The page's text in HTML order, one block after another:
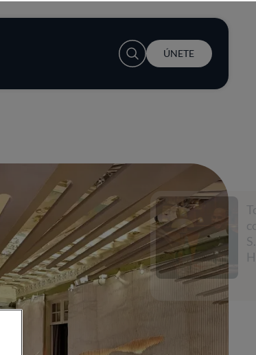
User account menu
ÚNETE
Todo empieza con una
conversación con
S.Pellegrino y Lewis
Hamilton